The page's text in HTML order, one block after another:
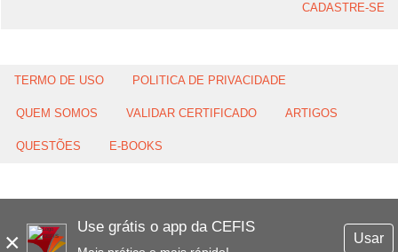
×
Use grátis o app da CEFIS
Usar
CADASTRE-SE
TERMO DE USO POLITICA DE PRIVACIDADE
QUEM SOMOS VALIDAR CERTIFICADO ARTIGOS
QUESTÕES E-BOOKS